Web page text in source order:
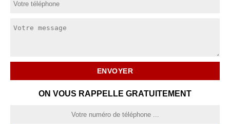
ON VOUS RAPPELLE GRATUITEMENT